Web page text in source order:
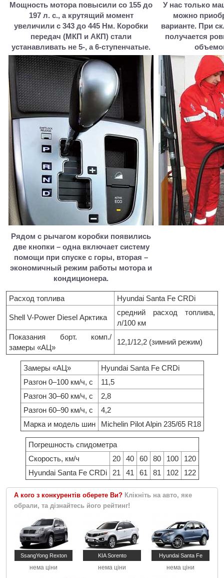
Мощность мотора повысили со 155 до
197 л. с., а крутящий момент
увеличили с 343 до 445 Нм. Коробки
передач (МКП и АКП) стали
устанавливать не 5-, а 6-ступенчатые.
У нас только
можно
варианте. При
получается
Рядом с рычагом коробки появились
две кнопки – одна включает систему
помощи при спуске с горы, вторая –
экономичный режим работы мотора и
кондиционера.
Расход топлива Hyundai Santa Fe CRDi
Shell V-Power Diesel Арктика
средний расход топлива,
л/100 км
Показания борт. комп./
замеры «АЦ»
12,1/12,2 (зимний режим)
Замеры «АЦ»
Hyundai Santa Fe CRDi
Разгон 0–100 км/ч, с
11,5
Разгон 30–60 км/ч, с
2,8
Разгон 60–90 км/ч, с
4,2
Марка и модель шин
Michelin Pilot Alpin 235/65 R18
Погрешность спидометра
Скорость, км/ч
20 40 60 80 100
120
Hyundai Santa Fe CRDi
21 41 61 81 102 122
А кого з конкурентів оберете Ви? Клікніть на авто, яке
обрали, та дізнайтесь його рейтинг!
SsangYong Rexton
нема ціни
KIA Sorento
нема ціни
Hyundai Santa Fe
нема ціни